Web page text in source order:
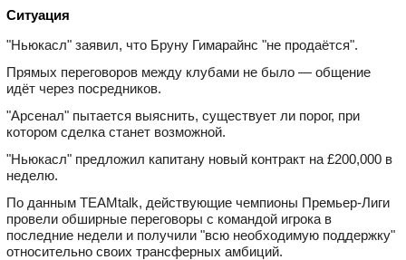
Ситуация
"Ньюкасл" заявил, что Бруну Гимарайнс "не продаётся".
Прямых переговоров между клубами не было — общение
идёт через посредников.
"Арсенал" пытается выяснить, существует ли порог, при
котором сделка станет возможной.
"Ньюкасл" предложил капитану новый контракт на £200,000 в
неделю.
По данным TEAMtalk, действующие чемпионы Премьер-Лиги
провели обширные переговоры с командой игрока в
последние недели и получили "всю необходимую поддержку"
относительно своих трансферных амбиций.